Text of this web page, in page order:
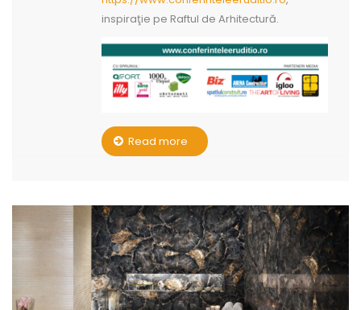
inspiraţie pe Raftul de Arhitectură.
Read more